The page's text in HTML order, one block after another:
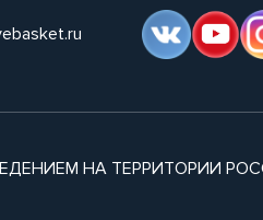
НА ТЕРРИТОРИИ